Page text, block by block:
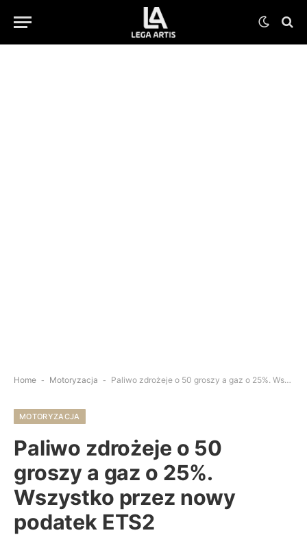
Home - Motoryzacja - Paliwo zdrożeje o 50 groszy a gaz o 25%. Wszystko przez nowy podatek ETS2
MOTORYZACJA
Paliwo zdrożeje o 50
groszy a gaz o 25%.
Wszystko przez nowy
podatek ETS2